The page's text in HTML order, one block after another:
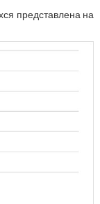
представлена на